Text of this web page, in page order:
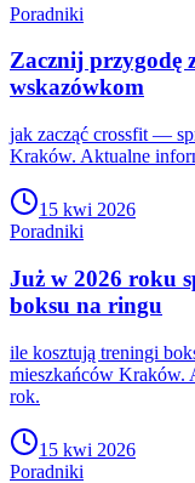
Poradniki
Zacznij przygodę
wskazówkom
jak zacząć crossfit —
Kraków. Aktualne
15 kwi 2026
Poradniki
Już w 2026 roku
boksu na ringu
ile kosztują treningi
mieszkańców Kraków.
rok.
15 kwi 2026
Poradniki